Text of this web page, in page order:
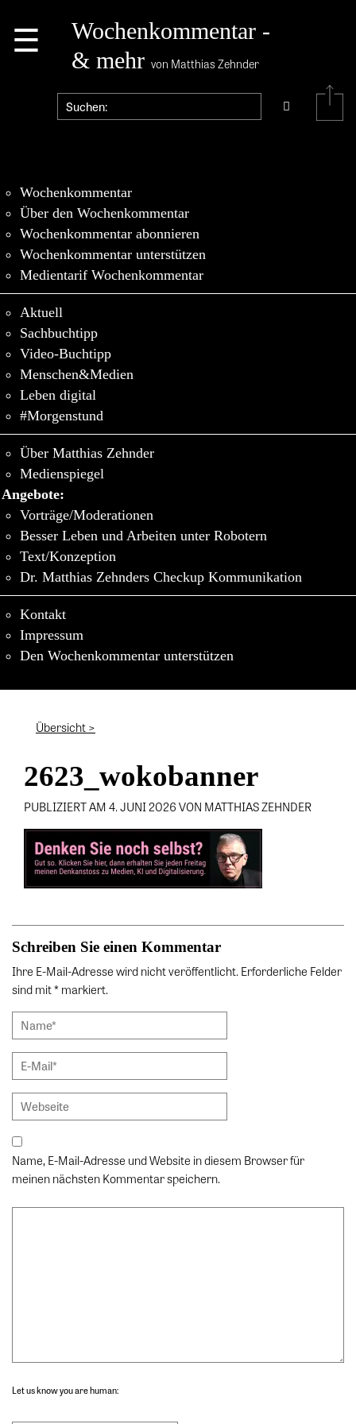
☰
Wochenkommentar -
& mehr von Matthias Zehnder
Wochenkommentar
Über den Wochenkommentar
Wochenkommentar abonnieren
Wochenkommentar unterstützen
Medientarif Wochenkommentar
Aktuell
Sachbuchtipp
Video-Buchtipp
Menschen&Medien
Leben digital
#Morgenstund
Über Matthias Zehnder
Medienspiegel
Angebote:
Vorträge/Moderationen
Besser Leben und Arbeiten unter Robotern
Text/Konzeption
Dr. Matthias Zehnders Checkup Kommunikation
Kontakt
Impressum
Den Wochenkommentar unterstützen
Übersicht >
2623_wokobanner
PUBLIZIERT AM 4. JUNI 2026 VON MATTHIAS ZEHNDER
Schreiben Sie einen Kommentar
Ihre E-Mail-Adresse wird nicht veröffentlicht. Erforderliche Felder
sind mit * markiert.
Name, E-Mail-Adresse und Website in diesem Browser für
meinen nächsten Kommentar speichern.
Let us know you are human: